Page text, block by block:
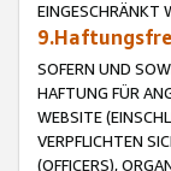
EINGESCHRÄNKT
SOFERN UND
HAFTUNG FÜR
WEBSITE
VERPFLICHTEN
(OFFICERS),